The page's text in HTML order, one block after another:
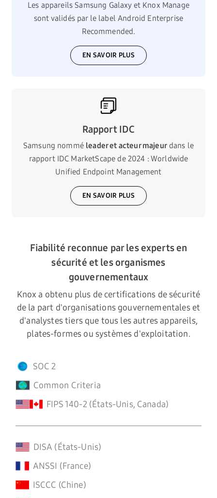
Les appareils Samsung Galaxy et Knox Manage
sont validés par le label Android Enterprise
Recommended.
EN SAVOIR PLUS
Rapport IDC
Samsung nommé leader et acteur majeurdans le
rapport IDC MarketScape de 2024 : Worldwide
Unified Endpoint Management
EN SAVOIR PLUS
Fiabilité reconnue par les experts en
sécurité et les organismes
gouvernementaux
Knox a obtenu plus de certifications de sécurité
de la part d'organisations gouvernementales et
d'analystes tiers que tous les autres appareils,
plates-formes ou systèmes d'exploitation.
SOC 2
Common Criteria
FIPS 140-2 (États-Unis, Canada)
DISA (États-Unis)
ANSSI (France)
ISCCC (Chine)